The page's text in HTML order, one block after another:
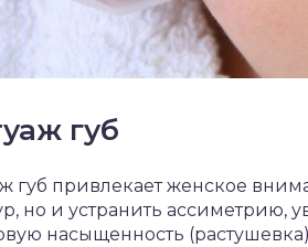
губ
губ привлекает женское
но и устранить ассиметрию,
насыщенность